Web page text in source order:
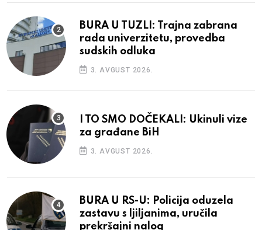
BURA U TUZLI: Trajna zabrana
rada univerzitetu, provedba
sudskih odluka
3. AVGUST 2026.
I TO SMO DOČEKALI: Ukinuli vize
za građane BiH
3. AVGUST 2026.
BURA U RS-U: Policija oduzela
zastavu s ljiljanima, uručila
prekršajni nalog